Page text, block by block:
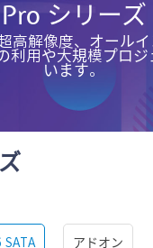
Pro シリーズ
高解像度、オールイ
利用や大規模プロジ
います。
SATA アドオン